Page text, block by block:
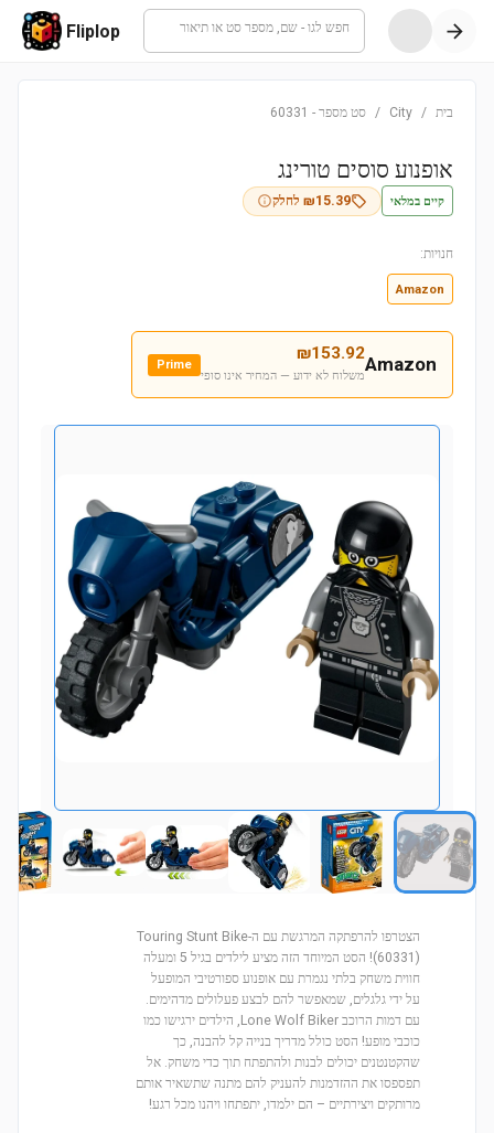
חפש לגו - שם, מספר סט או תיאור Fliplop
בית /
City
/ סט מספר -
60331
אופנוע סוסים טורינג
קיים במלאי ₪15.39 לחלק
חנויות:
Amazon
Amazon
₪153.92
משלוח לא ידוע — המחיר אינו סופי
Prime
הצטרפו להרפתקה המרגשת עם ה-Touring Stunt Bike
(60331)! הסט המיוחד הזה מציע לילדים בגיל 5 ומעלה
חווית משחק בלתי נגמרת עם אופנוע ספורטיבי המופעל
על ידי גלגלים, שמאפשר להם לבצע פעלולים מדהימים.
עם דמות הרוכב Lone Wolf Biker, הילדים ירגישו כמו
כוכבי מופע! הסט כולל מדריך בנייה קל להבנה, כך
שהקטנטנים יכולים לבנות ולהתפתח תוך כדי משחק. אל
תפספסו את ההזדמנות להעניק להם מתנה שתשאיר אותם
מרותקים ויצירתיים – הם ילמדו, יתפתחו ויהנו מכל רגע!